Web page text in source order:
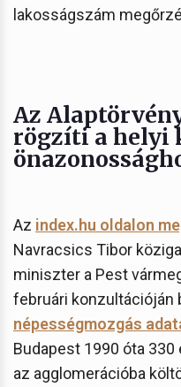
lakosságszám
Az
rögzíti a helyi
Az index.hu oldalon
Navracsics Tibor
miniszter a Pest
februári konzultációján
népességmozgás
Budapest 1990 óta
az agglomerációba